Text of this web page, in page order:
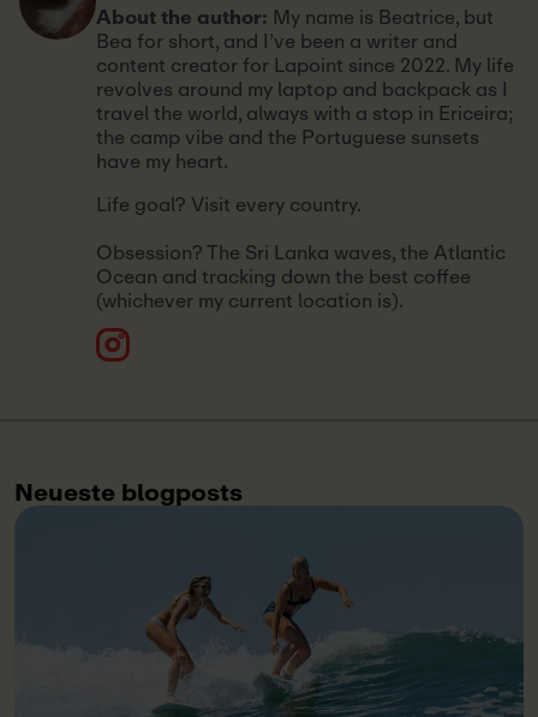
About the author: My name is Beatrice, but
Bea for short, and I’ve been a writer and
content creator for Lapoint since 2022. My life
revolves around my laptop and backpack as I
travel the world, always with a stop in Ericeira;
the camp vibe and the Portuguese sunsets
have my heart.
Life goal? Visit every country.
Obsession? The Sri Lanka waves, the Atlantic
Ocean and tracking down the best coffee
(whichever my current location is).
Neueste blogposts